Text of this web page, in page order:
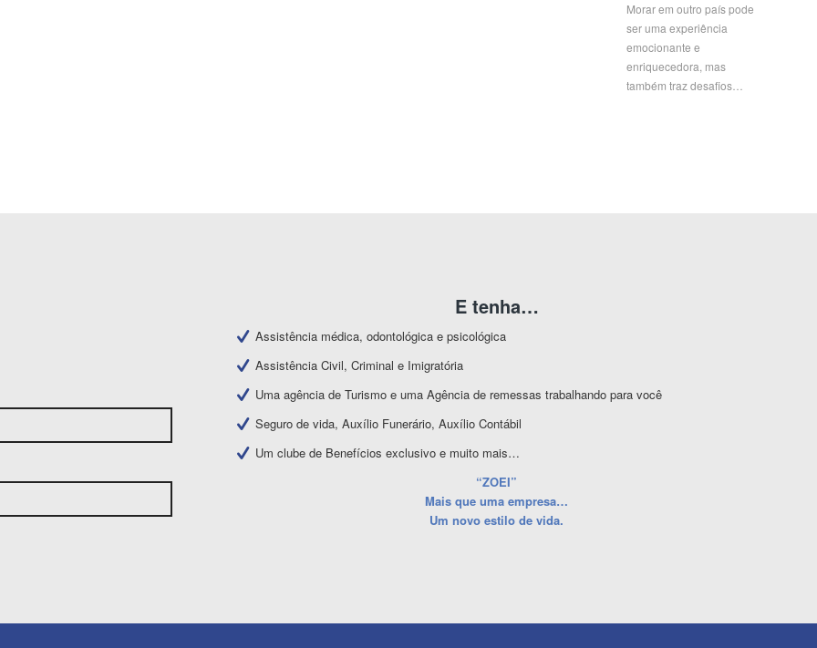
Morar em outro país pode
ser uma experiência
emocionante e
enriquecedora, mas
também traz desafios…
E tenha…
Assistência médica, odontológica e psicológica
Assistência Civil, Criminal e Imigratória
Uma agência de Turismo e uma Agência de remessas trabalhando para você
Seguro de vida, Auxílio Funerário, Auxílio Contábil
Um clube de Benefícios exclusivo e muito mais…
“ZOEI”
Mais que uma empresa…
Um novo estilo de vida.